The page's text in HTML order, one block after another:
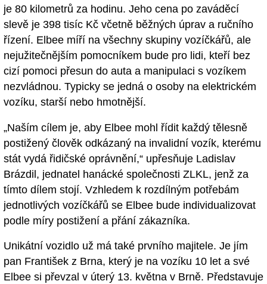
je 80 kilometrů za hodinu. Jeho cena po zaváděcí
slevě je 398 tisíc Kč včetně běžných úprav a ručního
řízení. Elbee míří na všechny skupiny vozíčkářů, ale
nejužitečnějším pomocníkem bude pro lidi, kteří bez
cizí pomoci přesun do auta a manipulaci s vozíkem
nezvládnou. Typicky se jedná o osoby na elektrickém
vozíku, starší nebo hmotnější.
„Naším cílem je, aby Elbee mohl řídit každý tělesně
postižený člověk odkázaný na invalidní vozík, kterému
stát vydá řidičské oprávnění,“ upřesňuje Ladislav
Brázdil, jednatel hanácké společnosti ZLKL, jenž za
tímto dílem stojí. Vzhledem k rozdílným potřebám
jednotlivých vozíčkářů se Elbee bude individualizovat
podle míry postižení a přání zákazníka.
Unikátní vozidlo už má také prvního majitele. Je jím
pan František z Brna, který je na vozíku 10 let a své
Elbee si převzal v úterý 13. května v Brně. Představuje